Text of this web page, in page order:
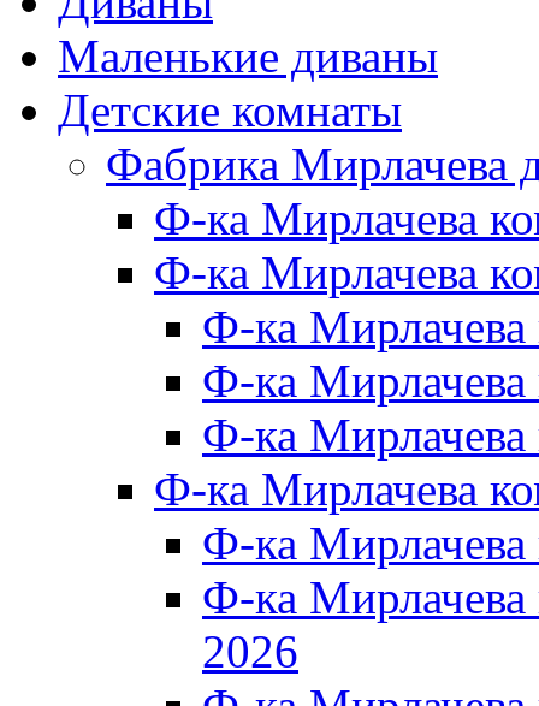
Маленькие диваны
Детские комнаты
Фабрика Мирлачева
Ф-ка Мирлачева
Ф-ка Мирлачева
Ф-ка
Ф-ка Мирлачева
Ф-ка Мирлачева
Ф-ка Мирлачева
Ф-ка
Ф-ка
2026